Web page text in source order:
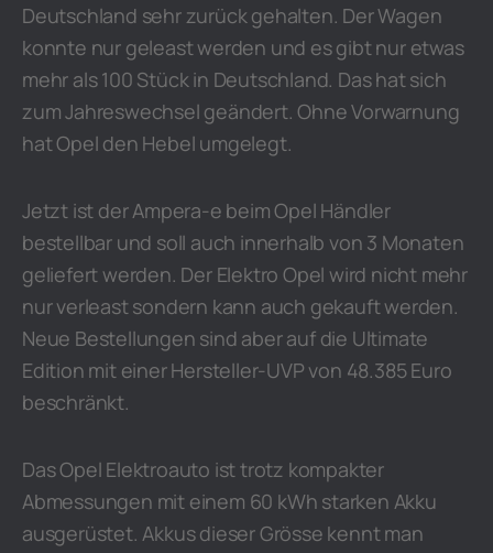
Deutschland sehr zurück gehalten. Der Wagen
konnte nur geleast werden und es gibt nur etwas
mehr als 100 Stück in Deutschland. Das hat sich
zum Jahreswechsel geändert. Ohne Vorwarnung
hat Opel den Hebel umgelegt.
Jetzt ist der Ampera-e beim Opel Händler
bestellbar und soll auch innerhalb von 3 Monaten
geliefert werden. Der Elektro Opel wird nicht mehr
nur verleast sondern kann auch gekauft werden.
Neue Bestellungen sind aber auf die Ultimate
Edition mit einer Hersteller-UVP von 48.385 Euro
beschränkt.
Das Opel Elektroauto ist trotz kompakter
Abmessungen mit einem 60 kWh starken Akku
ausgerüstet. Akkus dieser Grösse kennt man